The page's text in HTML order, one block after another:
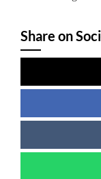
Share on